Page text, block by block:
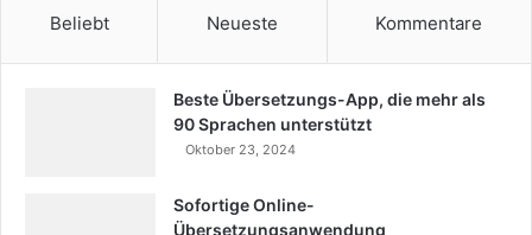
Beliebt Neueste Kommentare
Beste Übersetzungs-App, die mehr als
90 Sprachen unterstützt
Oktober 23, 2024
Sofortige Online-
Übersetzungsanwendung